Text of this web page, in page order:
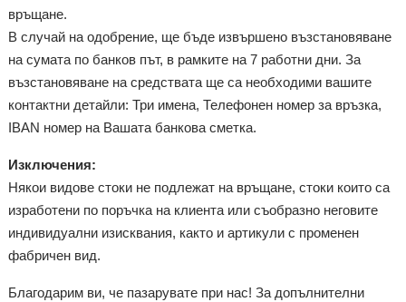
връщане.
В случай на одобрение, ще бъде извършено възстановяване
на сумата по банков път, в рамките на 7 работни дни. За
възстановяване на средствата ще са необходими вашите
контактни детайли: Три имена, Телефонен номер за връзка,
IBAN номер на Вашата банкова сметка.
Изключения:
Някои видове стоки не подлежат на връщане, стоки които са
изработени по поръчка на клиента или съобразно неговите
индивидуални изисквания, както и артикули с променен
фабричен вид.
Благодарим ви, че пазарувате при нас! За допълнителни